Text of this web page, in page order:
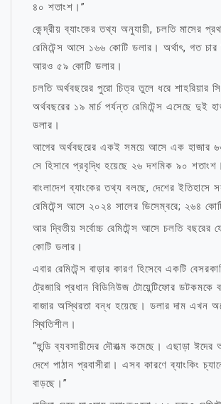
৪০ শতাংশ।”
কেন্দ্রীয় ব্যাংকের তথ্য অনুযায়ী, চলতি মাসের
রেমিটেন্স আসে ১৬৬ কোটি ডলার। অর্থাৎ, গত চার
আরও ৫৯ কোটি ডলার।
চলতি অর্থবছরের পুরো চিত্র তুলে ধরে শাহরিয়ার
অর্থবছরের ১৯ মার্চ পর্যন্ত রেমিটেন্স এসেছে দুই
ডলার।
আগের অর্থবছরের একই সময়ে আসে এক হাজার
সে হিসাবে প্রবৃদ্ধি হয়েছে ২৬ দশমিক ৯০ শতাংশ।
বাংলাদেশ ব্যাংকের তথ্য বলছে, দেশের ইতিহাসে
রেমিটেন্স আসে ২০২৪ সালের ডিসেম্বরে; ২৬৪
আর দ্বিতীয় সর্বোচ্চ রেমিটেন্স আসে চলতি বছরের
কোটি ডলার।
এবার রেমিটেন্স বাড়ার কারণ হিসেবে একটি
ট্রেজারি প্রধান বিডিনিউজ টোয়েন্টিফোর ডটকমকে
বাজার অস্থিরতা বন্ধ হয়েছে। ডলার দাম এখন
স্থিতিশীল।
“হুন্ডি ব্যবসায়ীদের দৌরাত্ম কমেছে। এছাড়া ঈদের
দেশে পাঠান প্রবাসীরা। এসব কারণে ব্যাংকিং
বাড়ছে।”